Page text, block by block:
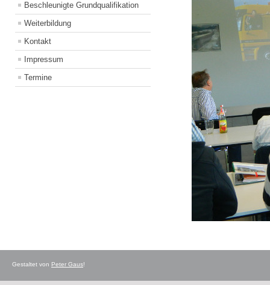
Beschleunigte Grundqualifikation
Weiterbildung
Kontakt
Impressum
Termine
Gestaltet von Peter Gaus!